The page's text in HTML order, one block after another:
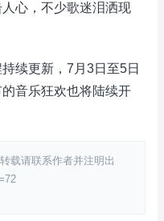
心，不少歌迷泪洒现
续更新，7月3日至5日
音乐狂欢也将陆续开
载请联系作者并注明出